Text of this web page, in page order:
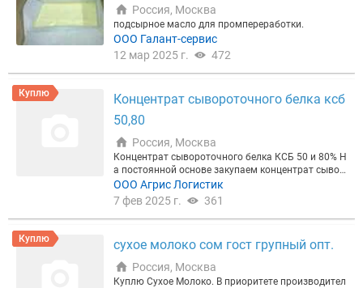
Россия, Москва
подсырное масло для промпереработки.
ООО Галант-сервис
12 мар 2025 г.
472
Куплю
Концентрат сывороточного белка ксб
50,80
Россия, Москва
Концентрат сывороточного белка КСБ 50 и 80% Н
а постоянной основе закупаем концентрат сывор
оточного белка КСБ 50 и 80% с истекающим срок
ом годности для переработки. От 20 тонн в недел
ю. Оплата по договору Дмитрий
ООО Агрис Логистик
7 фев 2025 г.
361
Куплю сухое молоко сом гост групный опт.
Россия, Москва
Куплю Сухое Молоко. В приоритете производител